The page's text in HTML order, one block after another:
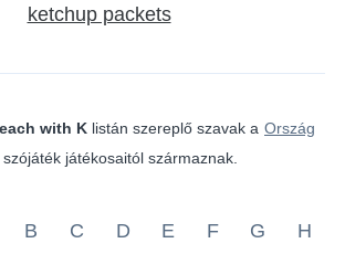
ketchup packets
with K listán szereplő szavak a Ország
szójáték játékosaitól származnak.
B C D E F G H